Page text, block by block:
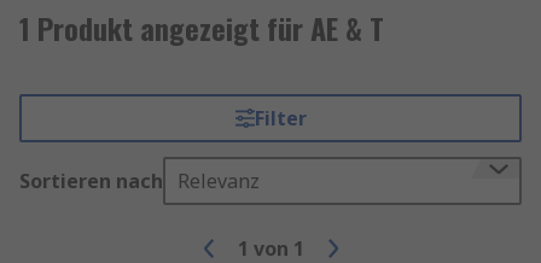
1 Produkt angezeigt für AE & T
Filter
Sortieren nach Relevanz
1 von 1